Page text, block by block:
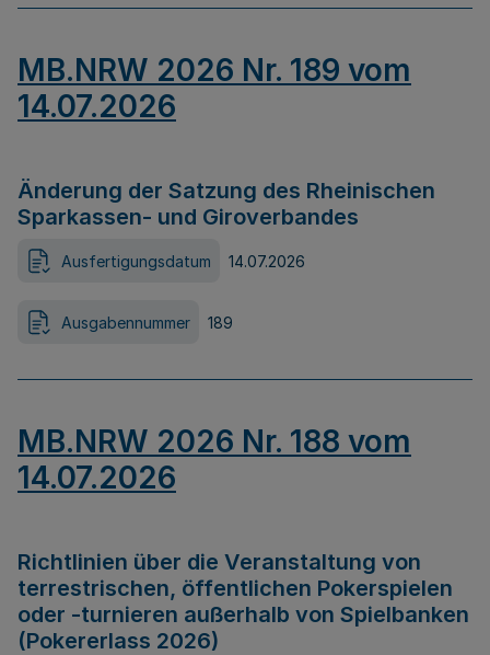
MB.NRW 2026 Nr. 189 vom
14.07.2026
Änderung der Satzung des Rheinischen
Sparkassen- und Giroverbandes
Ausfertigungsdatum 14.07.2026
Ausgabennummer 189
MB.NRW 2026 Nr. 188 vom
14.07.2026
Richtlinien über die Veranstaltung von
terrestrischen, öffentlichen Pokerspielen
oder -turnieren außerhalb von Spielbanken
(Pokererlass 2026)